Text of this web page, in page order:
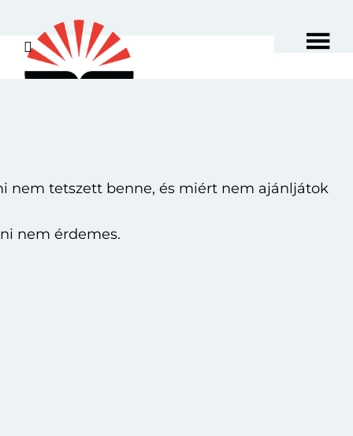
main
content
elsődleges
oldalsávhoz
nem tetszett benne, és miért nem ajánljátok
nem érdemes.